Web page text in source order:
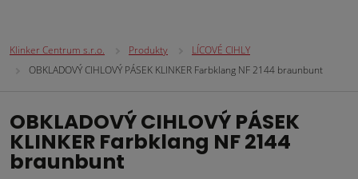
Klinker Centrum s.r.o. Produkty
LÍCOVÉ CIHLY
OBKLADOVÝ CIHLOVÝ PÁSEK KLINKER Farbklang NF 2144 braunbunt
OBKLADOVÝ CIHLOVÝ PÁSEK
KLINKER Farbklang NF 2144
braunbunt